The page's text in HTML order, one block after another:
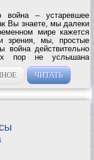
война – устаревшее
Вы знаете, мы далеки
мире кажется
зрения, мы, простые
действительно
пор не услышана
они не уделяют ей
ЧИТАТЬ